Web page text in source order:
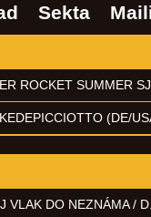
Sekta
ROCKET SUMMER
(DE/
VLAK DO NEZNÁMA /